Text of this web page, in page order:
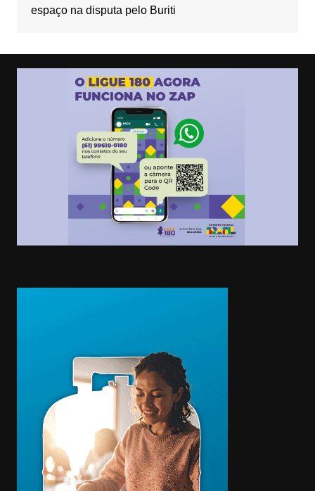
espaço na disputa pelo Buriti